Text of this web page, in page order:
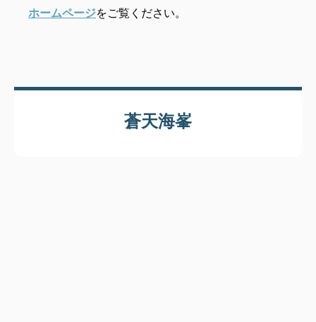
ホームページをご覧ください。
蒼天海峯